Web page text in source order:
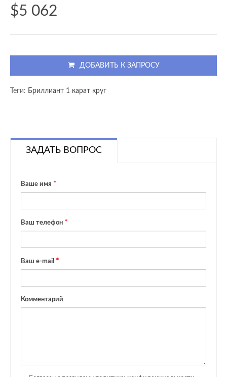
$5 062
ДОБАВИТЬ К ЗАПРОСУ
Теги: Бриллиант 1 карат круг
ЗАДАТЬ ВОПРОС
Ваше имя
Ваш телефон
Ваш e-mail
Комментарий